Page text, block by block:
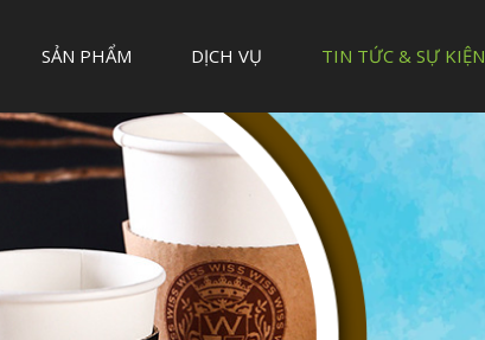
SẢN PHẨM DỊCH VỤ TIN TỨC & SỰ KIỆN